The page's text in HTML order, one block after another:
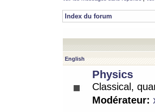
Index du forum
English
Physics
Classical,
Modérateur: